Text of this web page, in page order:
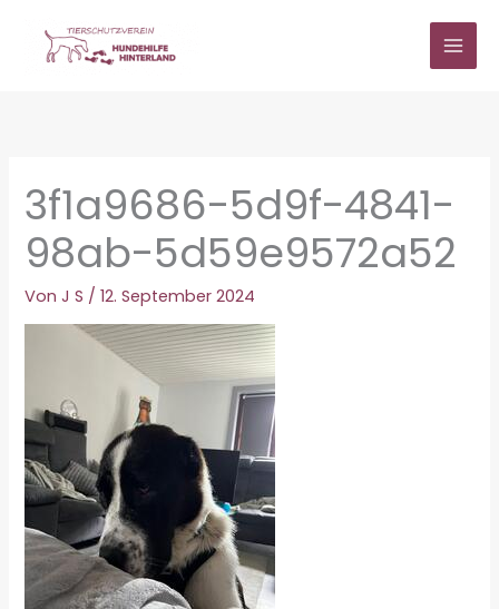
springen
3f1a9686-5d9f-4841-
98ab-5d59e9572a52
VonJ S /12. September 2024